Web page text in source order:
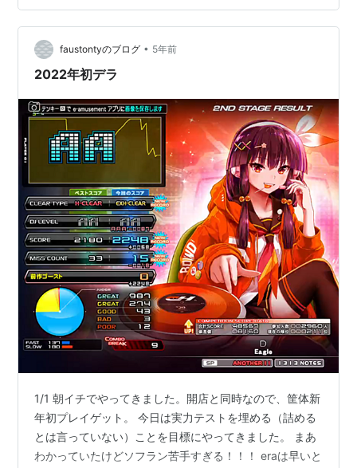
す。 音ゲーって専用コントローラーで遊ぶ事が前提なソ
フトも多いですよね。 ビートマニアもポップンも、サン
バでアミーゴも♪ PS標準のパッドでも操作はできます
が、物足りないんですよね。。 雰囲…
faustontyのブログ • 5年前
2022年初デラ
1/1 朝イチでやってきました。開店と同時なので、筐体新
年初プレイゲット。 今日は実力テストを埋める（詰める
とは言っていない）ことを目標にやってきました。 まあ
わかっていたけどソフラン苦手すぎる！！！ eraは早いと